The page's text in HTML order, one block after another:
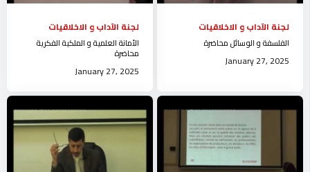
لجنة الآداب و الاخلاقيات
الفلسفة و الوسائل محاضرة
January 27, 2025
لجنة الآداب و الاخلاقيات
الأمانة العلمية و الملكية الفكرية
محاضرة
January 27, 2025